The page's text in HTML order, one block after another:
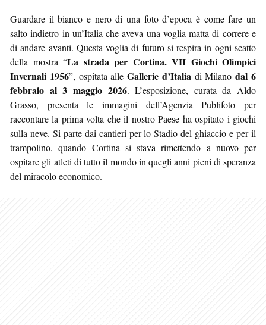
Guardare il bianco e nero di una foto d’epoca è come fare un
salto indietro in un’Italia che aveva una voglia matta di correre e
di andare avanti. Questa voglia di futuro si respira in ogni scatto
della mostra “La strada per Cortina. VII Giochi Olimpici
Invernali 1956”, ospitata alleGallerie d’Italia di Milanodal 6
febbraio al 3 maggio 2026. L’esposizione, curata da Aldo
Grasso, presenta le immagini dell’Agenzia Publifoto per
raccontare la prima volta che il nostro Paese ha ospitato i giochi
sulla neve. Si parte dai cantieri per lo Stadio del ghiaccio e per il
trampolino, quando Cortina si stava rimettendo a nuovo per
ospitare gli atleti di tutto il mondo in quegli anni pieni di speranza
del miracolo economico.